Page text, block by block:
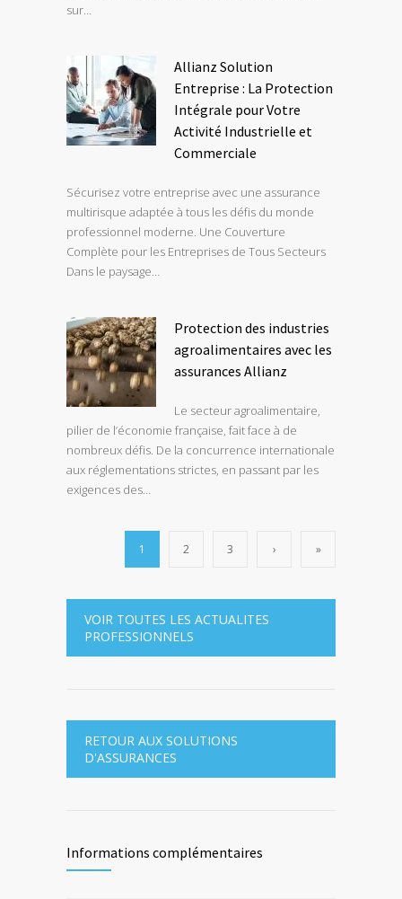
sur…
Allianz Solution
Entreprise : La Protection
Intégrale pour Votre
Activité Industrielle et
Commerciale
Sécurisez votre entreprise avec une assurance
multirisque adaptée à tous les défis du monde
professionnel moderne. Une Couverture
Complète pour les Entreprises de Tous Secteurs
Dans le paysage…
Protection des industries
agroalimentaires avec les
assurances Allianz
Le secteur agroalimentaire,
pilier de l’économie française, fait face à de
nombreux défis. De la concurrence internationale
aux réglementations strictes, en passant par les
exigences des…
1 2 3 › »
VOIR TOUTES LES ACTUALITES
PROFESSIONNELS
RETOUR AUX SOLUTIONS
D'ASSURANCES
Informations complémentaires